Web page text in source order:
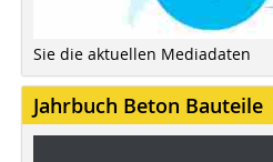
Sie die aktuellen Mediadaten
Jahrbuch Beton Bauteile